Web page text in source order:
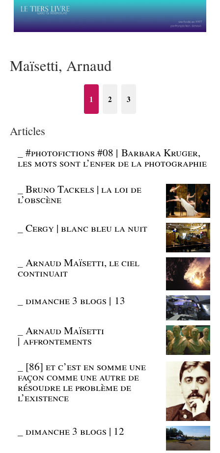
Maïsetti, Arnaud
1 2 3
Articles
_#photofictions #08 | Barbara Kruger,
les mots sont l’enfer de la photographie
_Bruno Tackels | la loi de
l’obscène
_Cergy | blanc bleu la nuit
_Arnaud Maïsetti, le ciel
continuait
_dimanche 3 blogs | 13
Arnaud Maïsetti
| affrontements
[86] et c’est en somme une
façon comme une autre de
résoudre le problème de
l’existence
_dimanche 3 blogs | 12